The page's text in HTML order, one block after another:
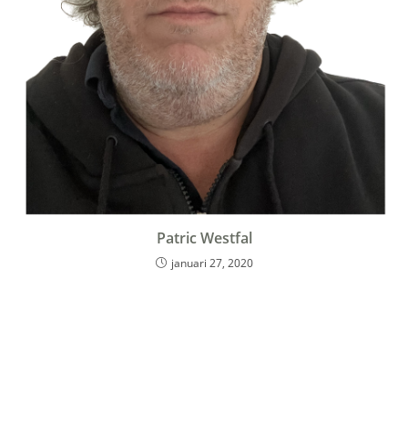
Patric Westfal
januari 27, 2020